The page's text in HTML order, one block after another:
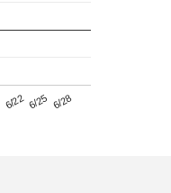
6/22 6/25 6/28